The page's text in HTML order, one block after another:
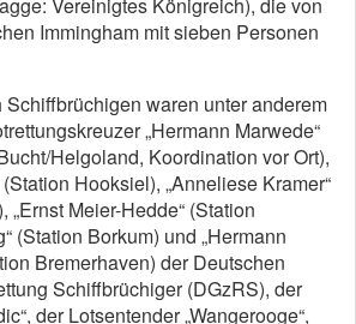
Immingham mit sieben Personen
waren unter anderem
„Hermann Marwede“
Helgoland, Koordination vor Ort),
Hooksiel), „Anneliese Kramer“
„Ernst Meier-Hedde“ (Station
(Station Borkum) und „Hermann
Bremerhaven) der Deutschen
Schiffbrüchiger (DGzRS), der
der Lotsentender „Wangerooge“,